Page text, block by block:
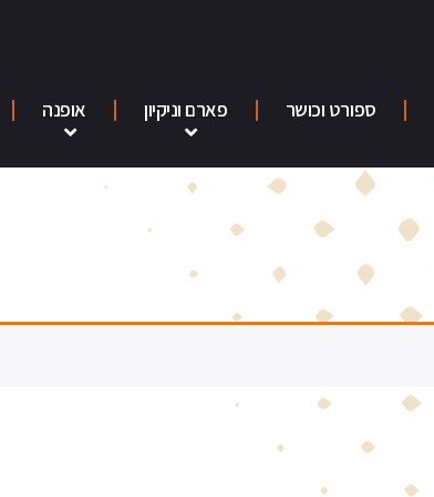
ספורט וכושר פארם וניקיון אופנה